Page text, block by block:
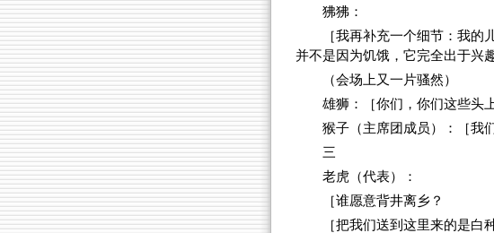
狒狒：
［我再补充一个细节：我
并不是因为饥饿，它完全出于兴
（会场上又一片骚然）
雄狮：［你们，你们这些头
猴子（主席团成员）：［我
三
老虎（代表）：
［谁愿意背井离乡？
［把我们送到这里来的是